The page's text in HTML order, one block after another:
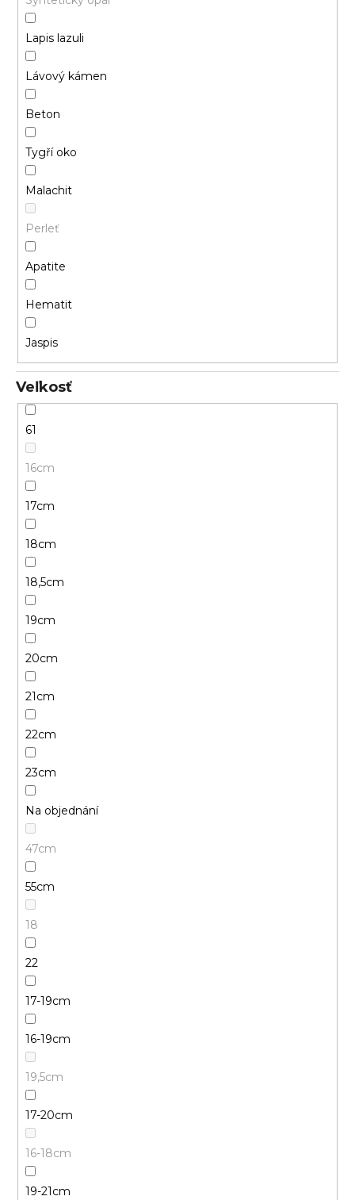
Lapis lazuli
Lávový kámen
Beton
Tygří oko
Malachit
Perleť
Apatite
Hematit
Jaspis
Veľkosť
61
16cm
17cm
18cm
18,5cm
19cm
20cm
21cm
22cm
23cm
Na objednání
47cm
55cm
18
22
17-19cm
16-19cm
19,5cm
17-20cm
16-18cm
19-21cm